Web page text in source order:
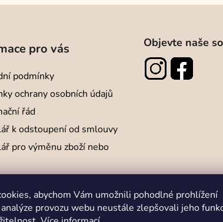
abychom Vám umožnili pohodlné prohlížení
provozu webu neustále zlepšovali jeho
pro vás
podmínky
ochrany osobních údajů
řád
k odstoupení od smlouvy
pro výměnu zboží nebo
Objevte naše